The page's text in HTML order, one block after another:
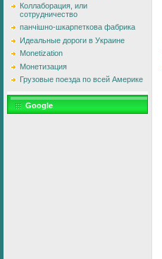
Коллаборация, или
сотрудничество
панчішно-шкарпеткова фабрика
Идеальные дороги в Украине
Monetization
Монетизация
Грузовые поезда по всей Америке
Google